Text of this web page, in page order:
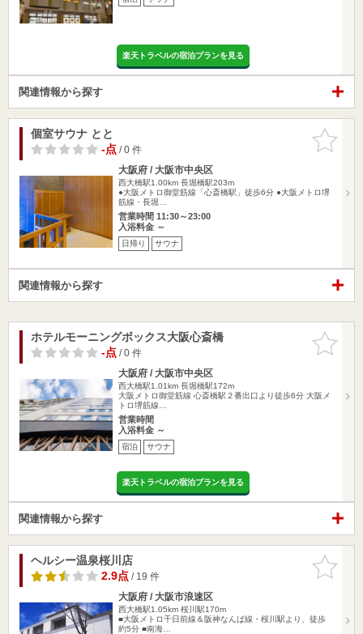
楽天トラベルの宿泊プランを見る
関連情報から探す
お気に入
りに追加
個室サウナ とと
-点/ 0 件
大阪府 / 大阪市中央区
西大橋駅1.00km 長堀橋駅203m
●大阪メトロ御堂筋線「心斎橋駅」徒歩6分 ●大阪メトロ堺
筋線・長堀…
営業時間 11:30～23:00
入浴料金 ～
日帰り サウナ
関連情報から探す
お気に入
りに追加
ホテルモーニングボックス大阪心斎橋
-点/ 0 件
大阪府 / 大阪市中央区
西大橋駅1.01km 長堀橋駅172m
大阪メトロ御堂筋線 心斎橋駅２番出口より徒歩6分 大阪メ
トロ堺筋線…
営業時間
入浴料金 ～
宿泊 サウナ
楽天トラベルの宿泊プランを見る
関連情報から探す
お気に入
りに追加
ヘルシー温泉桜川店
2.9点/ 19 件
大阪府 / 大阪市浪速区
西大橋駅1.05km 桜川駅170m
■大阪メトロ千日前線＆阪神なんば線・桜川駅より、徒歩
約5分 ■南海…